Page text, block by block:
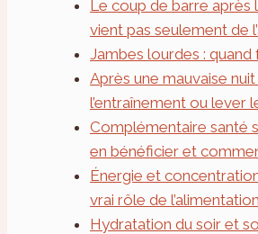
Le coup de barre après
vient pas seulement de
Jambes lourdes :
Après une mauvaise
l’entraînement ou lever
Complémentaire santé
en bénéficier et
Énergie et
vrai rôle de l’alimentation
Hydratation du soir et